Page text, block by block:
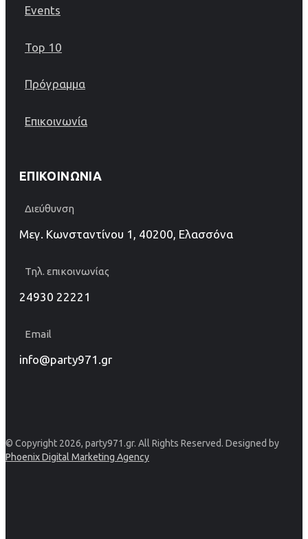
Events
Top 10
Πρόγραμμα
Επικοινωνία
ΕΠΙΚΟΙΝΩΝΊΑ
Διεύθυνση
Μεγ. Κωνσταντίνου 1, 40200, Ελασσόνα
Τηλ. επικοινωνίας
24930 22221
Email
info@party971.gr
© Copyright 2026, party971.gr. All Rights Reserved. Designed by
Phoenix Digital Marketing Agency